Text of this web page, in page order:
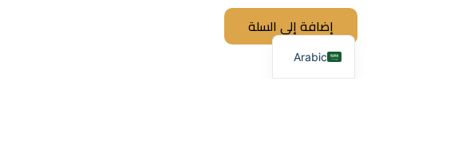
إضافة إلى السلة
Arabic